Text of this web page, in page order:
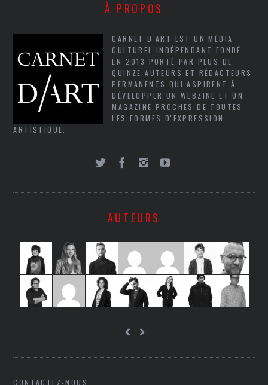
À PROPOS
CARNET D’ART EST UN MÉDIA
CULTUREL INDÉPENDANT FONDÉ
EN 2013 PORTÉ PAR PLUS DE
QUINZE AUTEURS ET RÉDACTEURS
PERMANENTS QUI ASPIRENT À
DÉVELOPPER UN WEBZINE ET UN
MAGAZINE PROCHES DE TOUTES
LES FORMES D'EXPRESSION
ARTISTIQUE.
AUTEURS
CONTACTEZ-NOUS